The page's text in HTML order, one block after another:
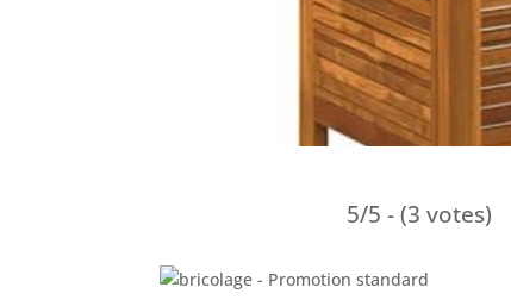
5/5 - (3 votes)